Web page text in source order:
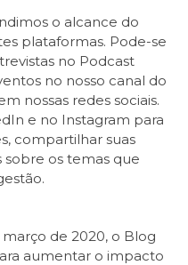
o alcance do
plataformas. Pode-se
no Podcast
no nosso canal do
nossas redes sociais.
e no Instagram para
compartilhar suas
os temas que
de 2020, o Blog
aumentar o impacto